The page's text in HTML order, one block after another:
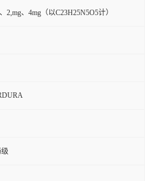
2,mg、4mg（以C23H25N5O5计）